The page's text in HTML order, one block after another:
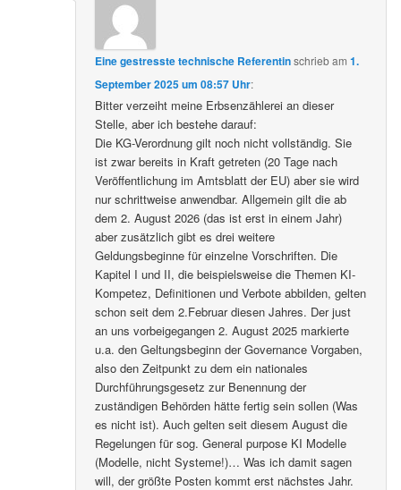
Eine gestresste technische Referentinschriebam1.
September 2025 um 08:57 Uhr:
Bitter verzeiht meine Erbsenzählerei an dieser
Stelle, aber ich bestehe darauf:
Die KG-Verordnung gilt noch nicht vollständig. Sie
ist zwar bereits in Kraft getreten (20 Tage nach
Veröffentlichung im Amtsblatt der EU) aber sie wird
nur schrittweise anwendbar. Allgemein gilt die ab
dem 2. August 2026 (das ist erst in einem Jahr)
aber zusätzlich gibt es drei weitere
Geldungsbeginne für einzelne Vorschriften. Die
Kapitel I und II, die beispielsweise die Themen KI-
Kompetez, Definitionen und Verbote abbilden, gelten
schon seit dem 2.Februar diesen Jahres. Der just
an uns vorbeigegangen 2. August 2025 markierte
u.a. den Geltungsbeginn der Governance Vorgaben,
also den Zeitpunkt zu dem ein nationales
Durchführungsgesetz zur Benennung der
zuständigen Behörden hätte fertig sein sollen (Was
es nicht ist). Auch gelten seit diesem August die
Regelungen für sog. General purpose KI Modelle
(Modelle, nicht Systeme!)… Was ich damit sagen
will, der größte Posten kommt erst nächstes Jahr.